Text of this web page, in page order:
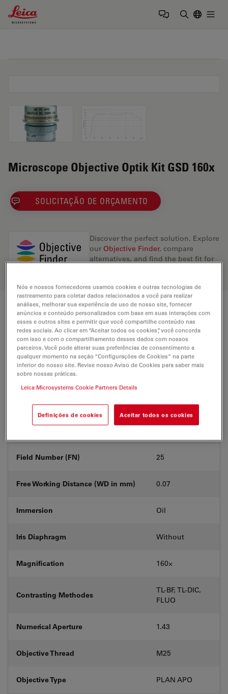
Leica Microsystems Logo
Microscope Objective Optik Kit GSD 160x
SOLICITAÇÃO DE ORÇAMENTO
Discover the perfect solution. Explore
our Objective Finder, compare
alternatives, and find the best fit for
Technical Specs
Product Number 11888434
Correction Ring (CORR)
Coverglass With
Field Number (FN) 25
Free Working Distance (WD in mm) 0.07
Immersion Oil
Iris Diaphragm Without
Magnification 160⨉
Contrasting Methodes
TL-BF, TL-DIC,
FLUO
Numerical Aperture 1.43
Objective Thread M25
Objective Type PLAN APO
Nós e nossos fornecedores usamos cookies e outras tecnologias de
rastreamento para coletar dados relacionados a você para realizar
análises, melhorar sua experiência de uso de nosso site, fornecer
anúncios e conteúdo personalizados com base em suas interações com
esses e outros sites e permitir que você compartilhe conteúdo nas
redes sociais. Ao clicar em “Aceitar todos os cookies”, você concorda
com isso e com o compartilhamento desses dados com nossos
parceiros. Você pode alterar suas preferências de consentimento a
qualquer momento na seção “Configurações de Cookies” na parte
inferior do nosso site. Revise nosso Aviso de Cookies para saber mais
sobre nossas práticas.
Leica Microsystems Cookie Partners Details
Definições de cookies Aceitar todos os cookies